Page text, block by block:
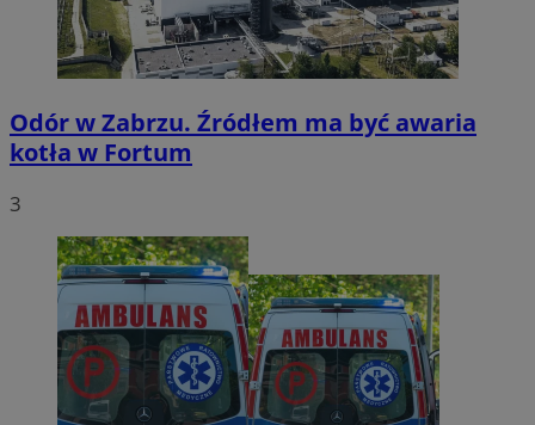
Odór w Zabrzu. Źródłem ma być awaria
kotła w Fortum
3